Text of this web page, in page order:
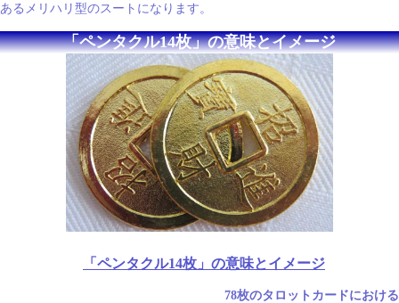
あるメリハリ型のスートになります。
「ペンタクル14枚」の意味とイメージ
「ペンタクル14枚」の意味とイメージ
78枚のタロットカードにおける